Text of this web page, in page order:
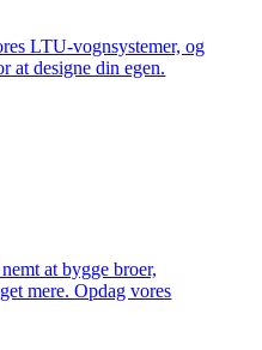
LTU-vognsystemer, og
at designe din egen.
at bygge broer,
mere. Opdag vores